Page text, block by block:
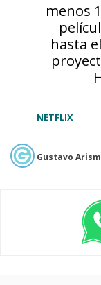
menos
hasta
NETFLIX
Gustavo